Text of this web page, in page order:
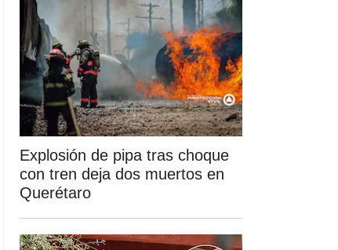
Explosión de pipa tras choque
con tren deja dos muertos en
Querétaro